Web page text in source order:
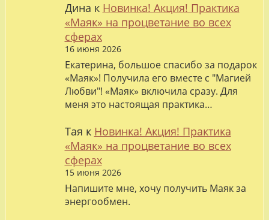
Дина к Новинка! Акция! Практика
«Маяк» на процветание во всех
сферах
16 июня 2026
Екатерина, большое спасибо за подарок
«Маяк»! Получила его вместе с "Магией
Любви"! «Маяк» включила сразу. Для
меня это настоящая практика…
Тая к Новинка! Акция! Практика
«Маяк» на процветание во всех
сферах
15 июня 2026
Напишите мне, хочу получить Маяк за
энергообмен.